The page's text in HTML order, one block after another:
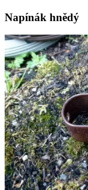
Napínák hnědý